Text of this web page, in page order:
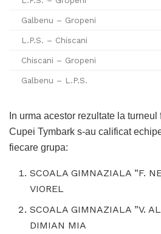
Galbenu – Gropeni
L.P.S. – Chiscani
Chiscani – Gropeni
Galbenu – L.P.S.
In urma acestor rezultate la
Cupei Tymbark s-au calificat
fiecare grupa:
SCOALA GIMNAZIALA ”F.
VIOREL
SCOALA GIMNAZIALA ”V.
DIMIAN MIA